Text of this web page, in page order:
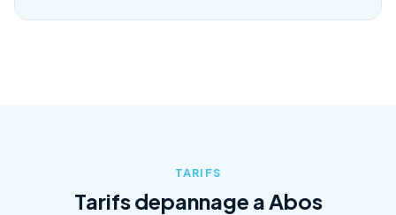
TARIFS
Tarifs depannage a Abos